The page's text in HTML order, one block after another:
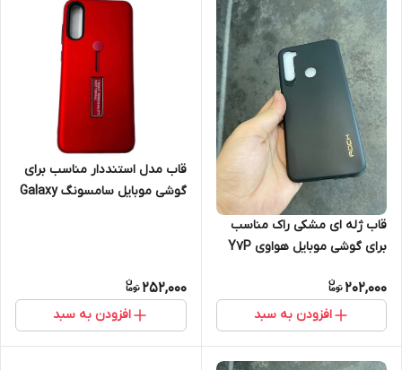
قاب ژله ای مشکی راک مناسب
برای گوشی موبایل هواوی Y7P
202,000
افزودن به سبد
قاب مدل استنددار مناسب برای
گوشی موبایل سامسونگ Galaxy
252,000
افزودن به سبد